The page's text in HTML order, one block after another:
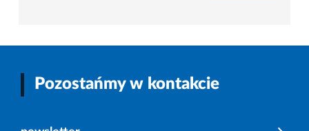
Pozostańmy w kontakcie